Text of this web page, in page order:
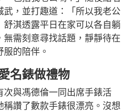
武，並打趣道：「所以我老公
淇透露平日在家可以各自躺
無需刻意尋找話題，靜靜待在
的陪伴。
名錶做禮物
次與馮德倫一同出席手錶活
稱讚了數款手錶很漂亮。沒想